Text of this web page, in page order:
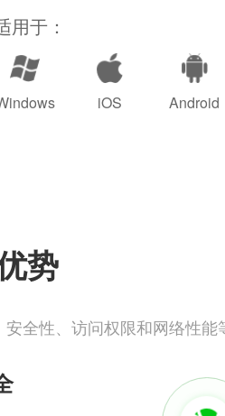
用于：
iOS Android
势
全性、访问权限和网络性能